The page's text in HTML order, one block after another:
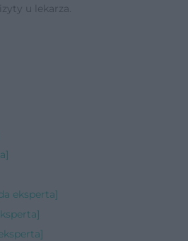
u lekarza.
eksperta]